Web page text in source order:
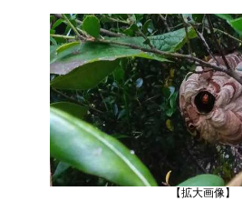
【拡大画像】